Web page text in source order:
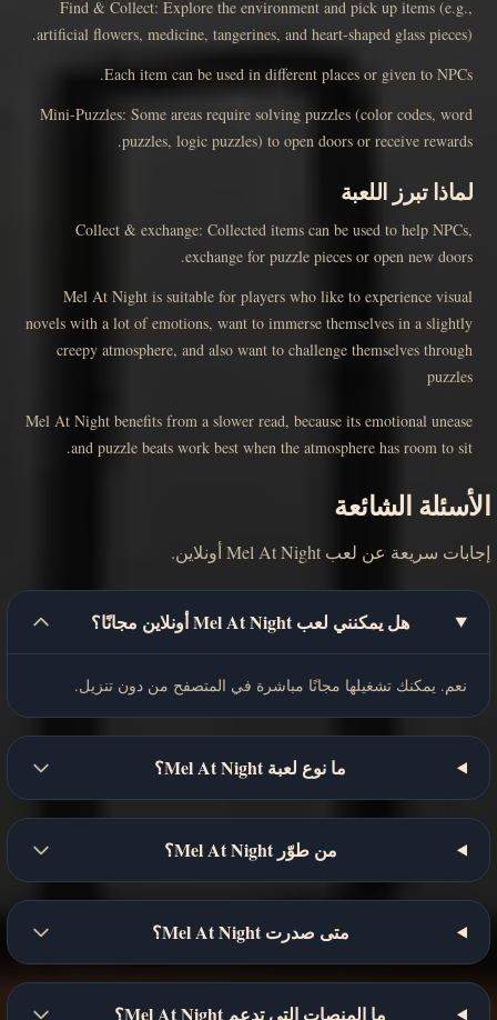
Find & Collect: Explore the environment and pick up items (e.g.,
artificial flowers, medicine, tangerines, and heart-shaped glass pieces).
Each item can be used in different places or given to NPCs.
Mini-Puzzles: Some areas require solving puzzles (color codes, word
puzzles, logic puzzles) to open doors or receive rewards.
لماذا تبرز اللعبة
Collect & exchange: Collected items can be used to help NPCs,
exchange for puzzle pieces or open new doors.
Mel At Night is suitable for players who like to experience visual
novels with a lot of emotions, want to immerse themselves in a slightly
creepy atmosphere, and also want to challenge themselves through
puzzles
Mel At Night benefits from a slower read, because its emotional unease
and puzzle beats work best when the atmosphere has room to sit.
الأسئلة الشائعة
إجابات سريعة عن لعب Mel At Night أونلاين.
هل يمكنني لعب Mel At Night أونلاين مجانًا؟
نعم. يمكنك تشغيلها مجانًا مباشرة في المتصفح من دون تنزيل.
ما نوع لعبة Mel At Night؟
من طوّر Mel At Night؟
متى صدرت Mel At Night؟
ما المنصات التي تدعم Mel At Night؟